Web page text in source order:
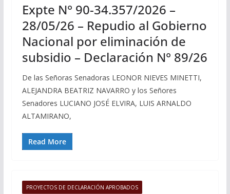
Expte N° 90-34.357/2026 –
28/05/26 – Repudio al Gobierno
Nacional por eliminación de
subsidio – Declaración N° 89/26
De las Señoras Senadoras LEONOR NIEVES MINETTI,
ALEJANDRA BEATRIZ NAVARRO y los Señores
Senadores LUCIANO JOSÉ ELVIRA, LUIS ARNALDO
ALTAMIRANO,
Read More
PROYECTOS DE DECLARACIÓN APROBADOS